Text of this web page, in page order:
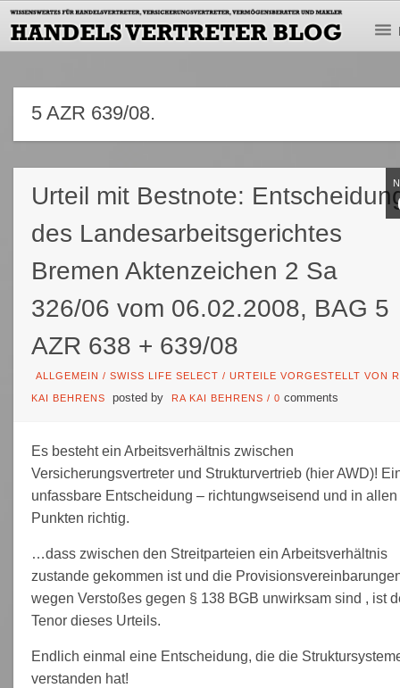
5 AZR 639/08.
Urteil mit Bestnote:
des Landesarbeitsgerichtes
Bremen Aktenzeichen 2 Sa
326/06 vom 06.02.2008, BAG 5
AZR 638 + 639/08
ALLGEMEIN / SWISS LIFE SELECT / URTEILE VORGESTELLT VON
KAI BEHRENS posted by RA KAI BEHRENS / 0 comments
Es besteht ein Arbeitsverhältnis zwischen
Versicherungsvertreter und Strukturvertrieb (hier AWD)!
unfassbare Entscheidung – richtungwseisend und in allen
Punkten richtig.
…dass zwischen den Streitparteien ein Arbeitsverhältnis
zustande gekommen ist und die
wegen Verstoßes gegen § 138 BGB unwirksam sind , ist
Tenor dieses Urteils.
Endlich einmal eine Entscheidung, die die
verstanden hat!